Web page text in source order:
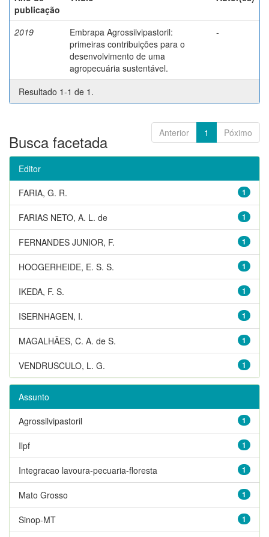
publicação
2019
Embrapa Agrossilvipastoril:
primeiras contribuições para o
desenvolvimento de uma
agropecuária sustentável.
-
Resultado 1-1 de 1.
Anterior 1 Póximo
Busca facetada
Editor
1
FARIA, G. R.
1
FARIAS NETO, A. L. de
1
FERNANDES JUNIOR, F.
1
HOOGERHEIDE, E. S. S.
1
IKEDA, F. S.
1
ISERNHAGEN, I.
1
MAGALHÃES, C. A. de S.
1
VENDRUSCULO, L. G.
Assunto
1
Agrossilvipastoril
1
Ilpf
1
Integracao lavoura-pecuaria-floresta
1
Mato Grosso
1
Sinop-MT